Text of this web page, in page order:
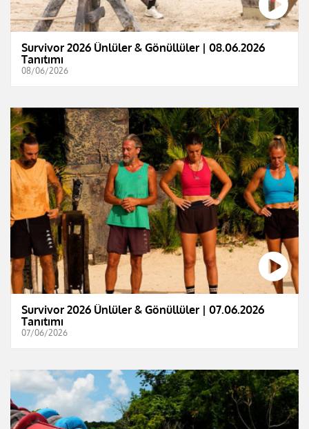
Survivor 2026 Ünlüler & Gönüllüler | 08.06.2026
Tanıtımı
08/06/2026
Survivor 2026 Ünlüler & Gönüllüler | 07.06.2026
Tanıtımı
07/06/2026